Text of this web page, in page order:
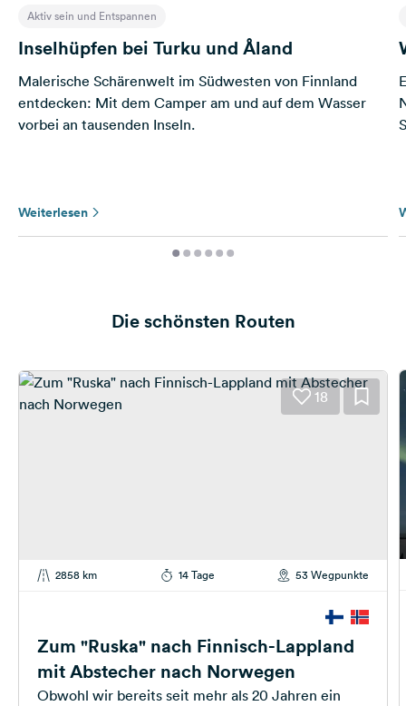
Aktiv sein und Entspannen
Inselhüpfen bei Turku und Åland
Malerische Schärenwelt im Südwesten von Finnland
entdecken: Mit dem Camper am und auf dem Wasser
vorbei an tausenden Inseln.
Weiterlesen
Die schönsten Routen
18
2858 km 14 Tage 53 Wegpunkte
Zum "Ruska" nach Finnisch-Lappland
mit Abstecher nach Norwegen
Obwohl wir bereits seit mehr als 20 Jahren ein